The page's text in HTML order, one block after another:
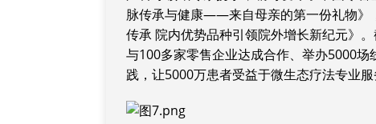
脉传承与健康——来自母亲的第一份礼物》
传承 院内优势品种引领院外增长新纪元》
与100多家零售企业达成合作、举办5000
践，让5000万患者受益于微生态疗法专业服